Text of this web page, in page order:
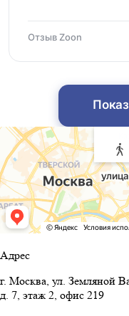
Отзыв Zoon
Адрес
г. Москва, ул. Земляной
д. 7, этаж 2, офис 219